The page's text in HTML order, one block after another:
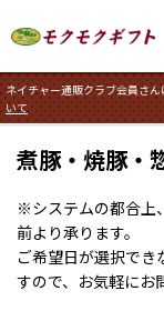
ネイチャー通販クラブ会員さん
いて
煮豚・焼豚・
※システムの都合上
前より承ります。
ご希望日が選択でき
すので、お気軽にお